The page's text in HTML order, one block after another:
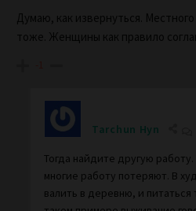
Думаю, как извернуться.
тоже. Женщины как правило
Tarchun Hyn
Тогда найдите другую
многие работу потеряют. В
валить в деревню, и